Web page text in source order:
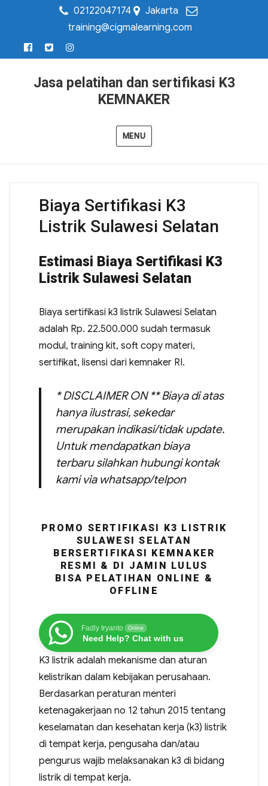
02122047174
Jakarta
training@cigmalearning.com
Jasa pelatihan dan sertifikasi K3
KEMNAKER
MENU
Biaya Sertifikasi K3
Listrik Sulawesi Selatan
Estimasi Biaya Sertifikasi K3
Listrik Sulawesi Selatan
Biaya sertifikasi k3 listrik Sulawesi Selatan
adalah Rp. 22.500.000 sudah termasuk
modul, training kit, soft copy materi,
sertifikat, lisensi dari kemnaker RI.
* DISCLAIMER ON ** Biaya di atas
hanya ilustrasi, sekedar
merupakan indikasi/tidak update.
Untuk mendapatkan biaya
terbaru silahkan hubungi kontak
kami via whatsapp/telpon
PROMO SERTIFIKASI K3 LISTRIK
SULAWESI SELATAN
BERSERTIFIKASI KEMNAKER
RESMI & DI JAMIN LULUS
BISA PELATIHAN ONLINE &
OFFLINE
Fadly Iryanto Online
Need Help? Chat with us
K3 listrik adalah mekanisme dan aturan
kelistrikan dalam kebijakan perusahaan.
Berdasarkan peraturan menteri
ketenagakerjaan no 12 tahun 2015 tentang
keselamatan dan kesehatan kerja (k3) listrik
di tempat kerja, pengusaha dan/atau
pengurus wajib melaksanakan k3 di bidang
listrik di tempat kerja.